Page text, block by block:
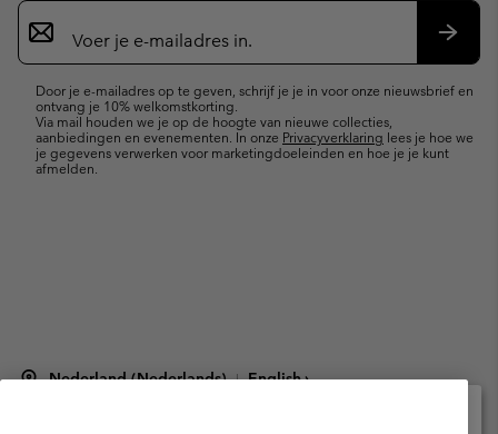
Aanmelden
voor
e-
Door je e-mailadres op te geven, schrijf je je in voor onze nieuwsbrief en
ontvang je 10% welkomstkorting.
Via mail houden we je op de hoogte van nieuwe collecties,
aanbiedingen en evenementen. In onze Privacyverklaring lees je hoe we
je gegevens verwerken voor marketingdoeleinden en hoe je je kunt
afmelden.
Nederland (Nederlands) | English ›